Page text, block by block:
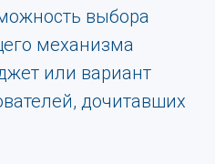
выбора
механизма
или вариант
дочитавших